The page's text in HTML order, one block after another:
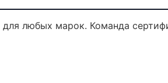
любых марок. Команда